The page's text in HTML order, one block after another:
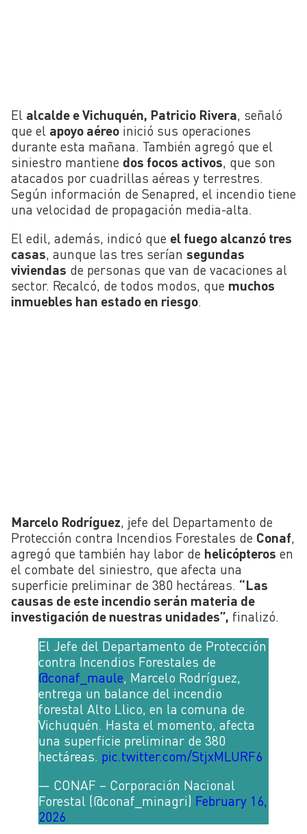
El alcalde e Vichuquén, Patricio Rivera, señaló
que el apoyo aéreo inició sus operaciones
durante esta mañana. También agregó que el
siniestro mantiene dos focos activos, que son
atacados por cuadrillas aéreas y terrestres.
Según información de Senapred, el incendio tiene
una velocidad de propagación media-alta.
El edil, además, indicó que el fuego alcanzó tres
casas, aunque las tres serían segundas
viviendas de personas que van de vacaciones al
sector. Recalcó, de todos modos, que muchos
inmuebles han estado en riesgo.
Marcelo Rodríguez, jefe del Departamento de
Protección contra Incendios Forestales de Conaf,
agregó que también hay labor de helicópteros en
el combate del siniestro, que afecta una
superficie preliminar de 380 hectáreas. “Las
causas de este incendio serán materia de
investigación de nuestras unidades”, finalizó.
El Jefe del Departamento de Protección
contra Incendios Forestales de
@conaf_maule, Marcelo Rodríguez,
entrega un balance del incendio
forestal Alto Llico, en la comuna de
Vichuquén. Hasta el momento, afecta
una superficie preliminar de 380
hectáreas. pic.twitter.com/StjxMLURF6
— CONAF – Corporación Nacional
Forestal (@conaf_minagri) February 16,
2026